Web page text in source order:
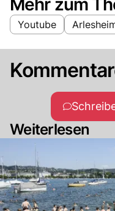
Mehr zum
Youtube
Weiterlesen